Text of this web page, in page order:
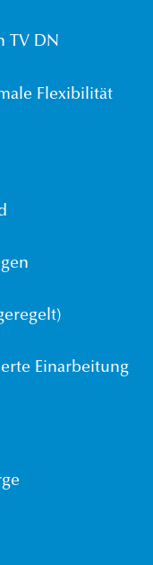
TV DN
Flexibilität
Einarbeitung